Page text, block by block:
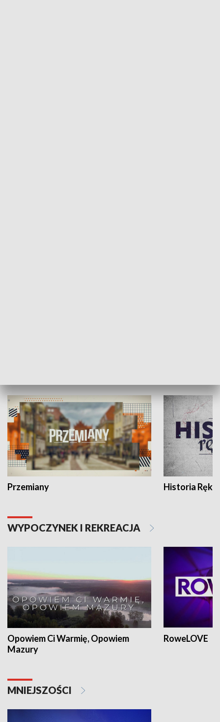
Przemiany Historia Ręką
WYPOCZYNEK I REKREACJA
Opowiem Ci Warmię, Opowiem
Mazury
RoweLOVE
MNIEJSZOŚCI